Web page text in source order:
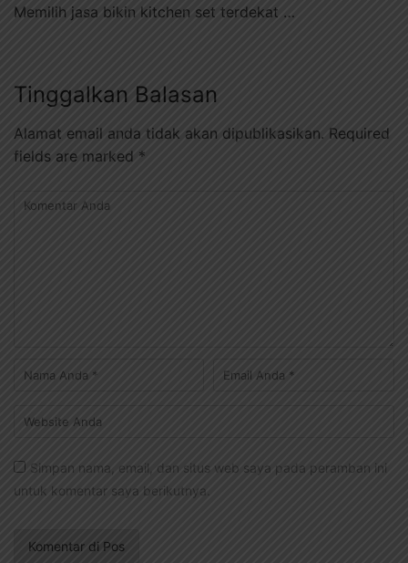
Memilih jasa bikin kitchen set terdekat …
Tinggalkan Balasan
Alamat email anda tidak akan dipublikasikan. Required
fields are marked *
Simpan nama, email, dan situs web saya pada peramban ini
untuk komentar saya berikutnya.